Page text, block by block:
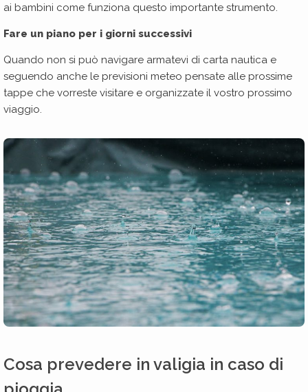
ai bambini come funziona questo importante strumento.
Fare un piano per i giorni successivi
Quando non si può navigare armatevi di carta nautica e
seguendo anche le previsioni meteo pensate alle prossime
tappe che vorreste visitare e organizzate il vostro prossimo
viaggio.
Cosa prevedere in valigia in caso di